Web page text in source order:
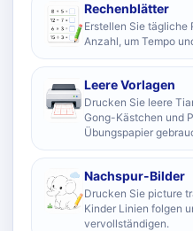
Rechenblätter
Erstellen Sie tägliche
Anzahl, um Tempo
Leere Vorlagen
Drucken Sie leere
Gong-Kästchen und
Übungspapier
Nachspur-Bilder
Drucken Sie picture
Kinder Linien folgen
vervollständigen.